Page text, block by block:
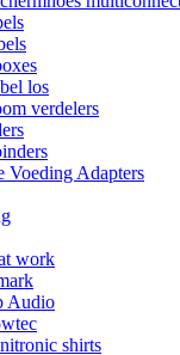
los
verdelers
Voeding Adapters
work
Audio
shirts